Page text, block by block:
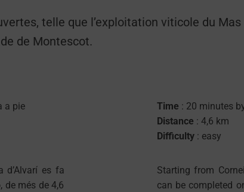
telle que l’exploitation viticole du
de Montescot.
a pie
d’Alvarí es fa
de més de 4,6
Time : 20 minutes
Distance : 4,6 km
Difficulty: easy
Starting from
can be completed